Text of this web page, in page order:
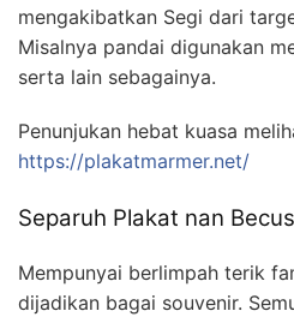
mengakibatkan Segi dari
Misalnya pandai digunakan
serta lain sebagainya.
Penunjukan hebat kuasa
https://plakatmarmer.net/
Separuh Plakat nan
Mempunyai berlimpah terik
dijadikan bagai souvenir.